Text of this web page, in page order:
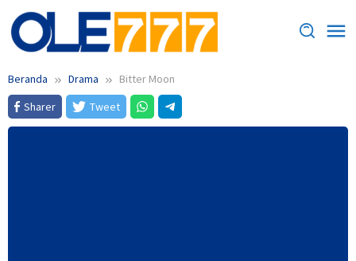
Loncat
ke
konten
Beranda Drama
Bitter Moon
Sharer
Tweet